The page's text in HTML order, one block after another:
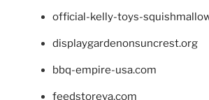
official-kelly-toys-
displaygardenonsuncrest.org
bbq-empire-usa.com
feedstoreva.com